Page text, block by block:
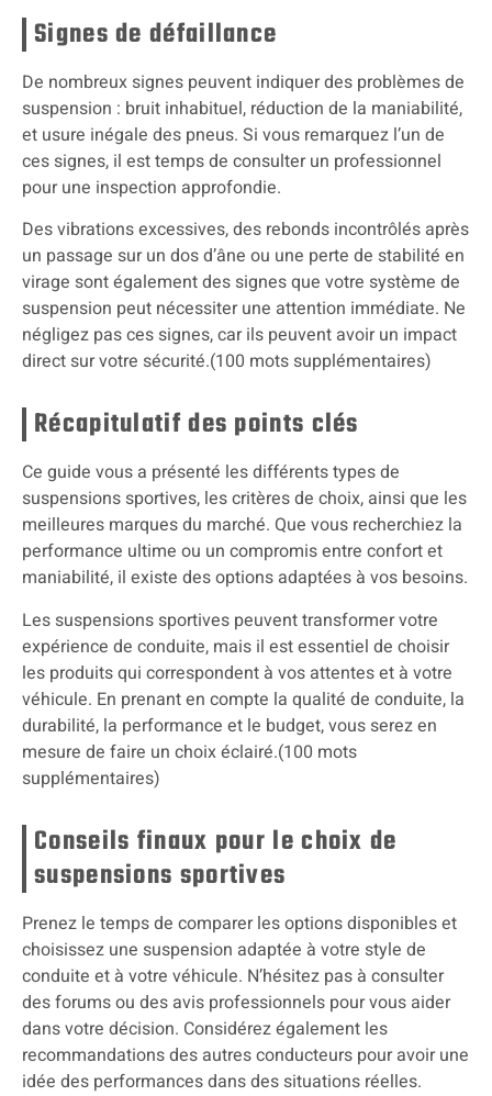
Signes de défaillance
De nombreux signes peuvent indiquer des problèmes de
suspension : bruit inhabituel, réduction de la maniabilité,
et usure inégale des pneus. Si vous remarquez l’un de
ces signes, il est temps de consulter un professionnel
pour une inspection approfondie.
Des vibrations excessives, des rebonds incontrôlés après
un passage sur un dos d’âne ou une perte de stabilité en
virage sont également des signes que votre système de
suspension peut nécessiter une attention immédiate. Ne
négligez pas ces signes, car ils peuvent avoir un impact
direct sur votre sécurité.(100 mots supplémentaires)
Récapitulatif des points clés
Ce guide vous a présenté les différents types de
suspensions sportives, les critères de choix, ainsi que les
meilleures marques du marché. Que vous recherchiez la
performance ultime ou un compromis entre confort et
maniabilité, il existe des options adaptées à vos besoins.
Les suspensions sportives peuvent transformer votre
expérience de conduite, mais il est essentiel de choisir
les produits qui correspondent à vos attentes et à votre
véhicule. En prenant en compte la qualité de conduite, la
durabilité, la performance et le budget, vous serez en
mesure de faire un choix éclairé.(100 mots
supplémentaires)
Conseils finaux pour le choix de
suspensions sportives
Prenez le temps de comparer les options disponibles et
choisissez une suspension adaptée à votre style de
conduite et à votre véhicule. N’hésitez pas à consulter
des forums ou des avis professionnels pour vous aider
dans votre décision. Considérez également les
recommandations des autres conducteurs pour avoir une
idée des performances dans des situations réelles.